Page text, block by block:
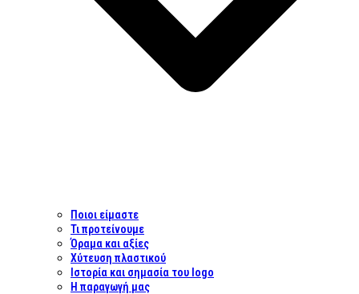
Ποιοι είμαστε
Τι προτείνουμε
Όραμα και αξίες
Χύτευση πλαστικού
Ιστορία και σημασία του logo
Η παραγωγή μας